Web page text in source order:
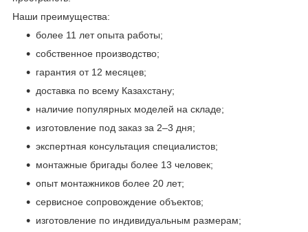
Наши преимущества:
более 11 лет опыта работы;
собственное производство;
гарантия от 12 месяцев;
доставка по всему Казахстану;
наличие популярных моделей на складе;
изготовление под заказ за 2–3 дня;
экспертная консультация специалистов;
монтажные бригады более 13 человек;
опыт монтажников более 20 лет;
сервисное сопровождение объектов;
изготовление по индивидуальным размерам;